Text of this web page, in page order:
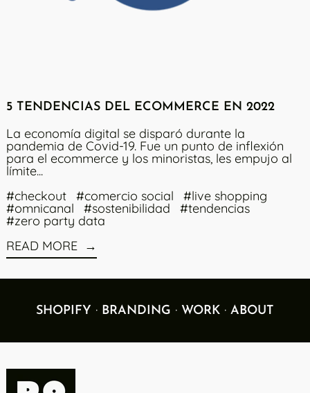
5 TENDENCIAS DEL ECOMMERCE EN 2022
La economía digital se disparó durante la
pandemia de Covid-19. Fue un punto de inflexión
para el ecommerce y los minoristas, les empujo al
límite...
#checkout
#comercio social #live shopping
#omnicanal #sostenibilidad #tendencias
#zero party data
READ MORE
SHOPIFY · BRANDING · WORK · ABOUT